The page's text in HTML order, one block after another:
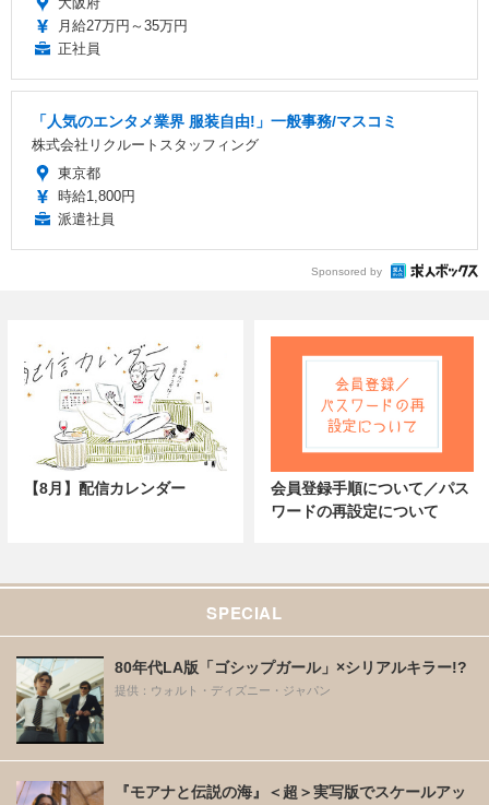
月給27万円～35万円
正社員
「人気のエンタメ業界 服装自由!」一般事務/マスコミ
株式会社リクルートスタッフィング
東京都
時給1,800円
派遣社員
Sponsored by
【8月】配信カレンダー
会員登録手順について／パス
ワードの再設定について
SPECIAL
80年代LA版「ゴシップガール」×シリアルキラー!?
提供：ウォルト・ディズニー・ジャパン
『モアナと伝説の海』＜超＞実写版でスケールアッ